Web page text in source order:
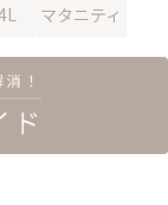
マタニティ